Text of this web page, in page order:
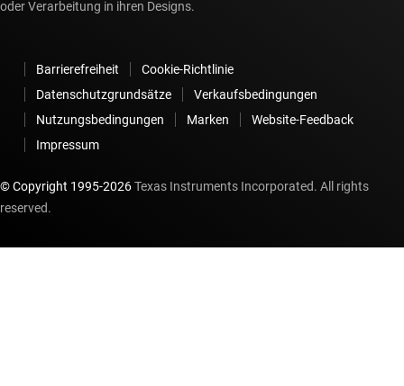
oder Verarbeitung in ihren Designs.
Barrierefreiheit
Cookie-Richtlinie
Datenschutzgrundsätze
Verkaufsbedingungen
Nutzungsbedingungen
Marken
Website-Feedback
Impressum
© Copyright 1995-2026Texas Instruments Incorporated. All rights
reserved.